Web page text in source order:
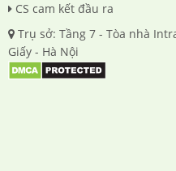
CS cam kết đầu ra
Trụ sở: Tầng 7 - Tòa nhà
Giấy - Hà Nội